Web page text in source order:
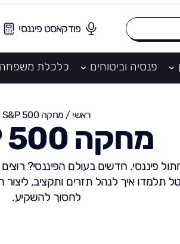
פודקאסט פיננסי
פנסיה וביטוחים כלכלת משפחה
ראשי / מחקה S&P 500
מחקה S&P 500
תלמדו איך לנהל תזרים ותקציב,
לחסוך להשקיע.